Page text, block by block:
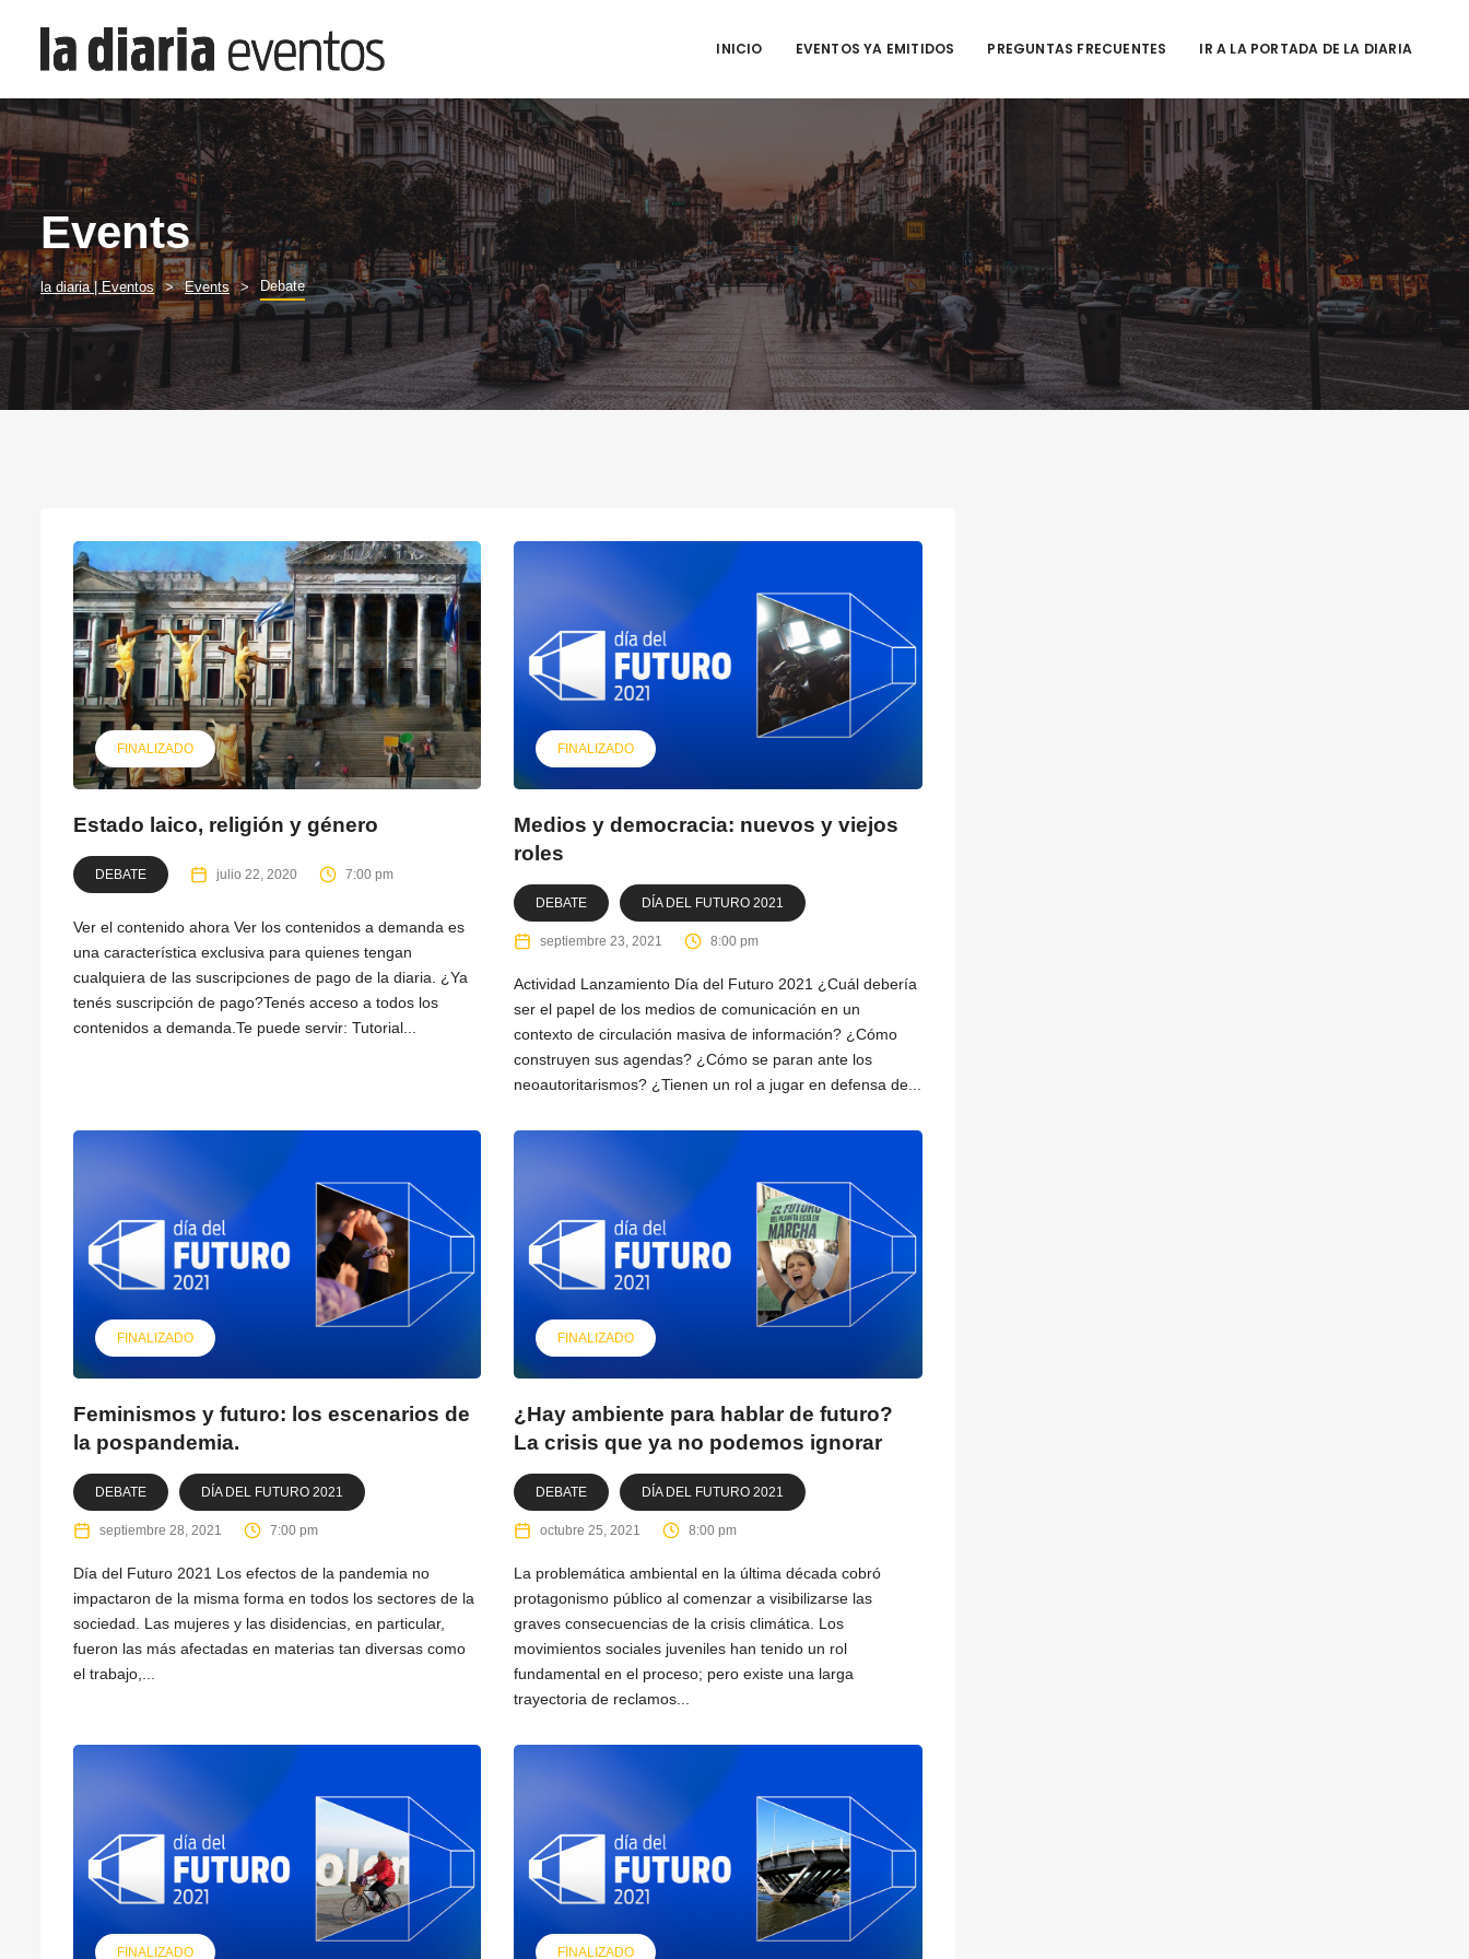
INICIO EVENTOS YA EMITIDOS PREGUNTAS FRECUENTES IR A LA PORTADA DE LA DIARIA
Events
la diaria | Eventos Events Debate
FINALIZADO
Estado laico, religión y género
DEBATE julio 22, 2020 7:00 pm
Ver el contenido ahora Ver los contenidos a demanda es
una característica exclusiva para quienes tengan
cualquiera de las suscripciones de pago de la diaria. ¿Ya
tenés suscripción de pago?Tenés acceso a todos los
contenidos a demanda.Te puede servir: Tutorial...
FINALIZADO
Medios y democracia: nuevos y viejos
roles
DEBATE DÍA DEL FUTURO 2021
septiembre 23, 2021 8:00 pm
Actividad Lanzamiento Día del Futuro 2021 ¿Cuál debería
ser el papel de los medios de comunicación en un
contexto de circulación masiva de información? ¿Cómo
construyen sus agendas? ¿Cómo se paran ante los
neoautoritarismos? ¿Tienen un rol a jugar en defensa de...
FINALIZADO
Feminismos y futuro: los escenarios de
la pospandemia.
DEBATE DÍA DEL FUTURO 2021
septiembre 28, 2021 7:00 pm
Día del Futuro 2021 Los efectos de la pandemia no
impactaron de la misma forma en todos los sectores de la
sociedad. Las mujeres y las disidencias, en particular,
fueron las más afectadas en materias tan diversas como
el trabajo,...
FINALIZADO
¿Hay ambiente para hablar de futuro?
La crisis que ya no podemos ignorar
DEBATE DÍA DEL FUTURO 2021
octubre 25, 2021 8:00 pm
La problemática ambiental en la última década cobró
protagonismo público al comenzar a visibilizarse las
graves consecuencias de la crisis climática. Los
movimientos sociales juveniles han tenido un rol
fundamental en el proceso; pero existe una larga
trayectoria de reclamos...
FINALIZADO FINALIZADO